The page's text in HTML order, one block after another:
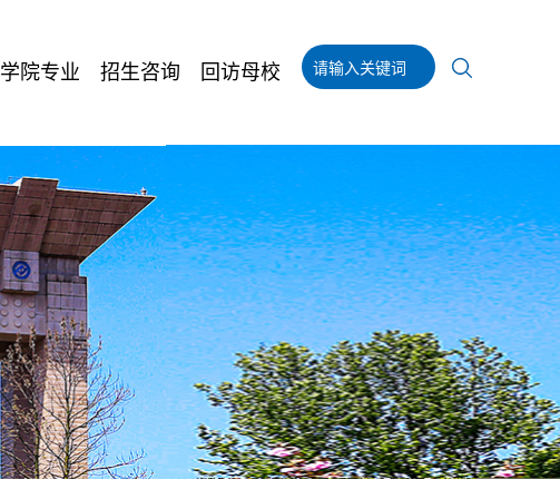
学院专业 招生咨询 回访母校